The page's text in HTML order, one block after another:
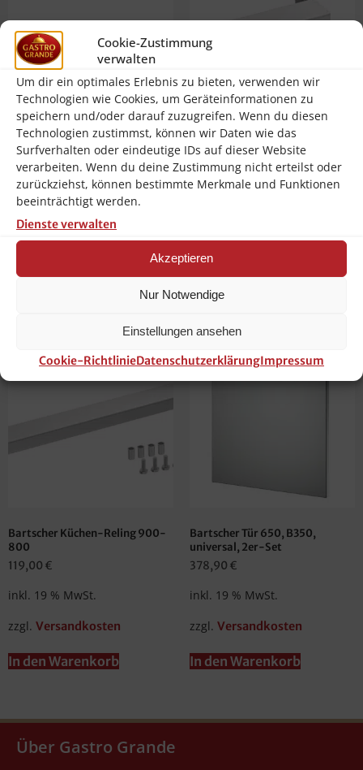
Cookie-Zustimmung
verwalten
Um dir ein optimales Erlebnis zu bieten, verwenden wir
Technologien wie Cookies, um Geräteinformationen zu
speichern und/oder darauf zuzugreifen. Wenn du diesen
Technologien zustimmst, können wir Daten wie das
Surfverhalten oder eindeutige IDs auf dieser Website
verarbeiten. Wenn du deine Zustimmung nicht erteilst oder
zurückziehst, können bestimmte Merkmale und Funktionen
beeinträchtigt werden.
Dienste verwalten
Akzeptieren
Nur Notwendige
Einstellungen ansehen
Cookie-RichtlinieDatenschutzerklärungImpressum
Bartscher Küchen-Reling 900-
1200
147,56€
inkl. 19 % MwSt.
zzgl.
Bartscher Küchen-Reling 900-
400
109,48€
Bartscher Küchen-Reling 900-
800
119,00 €
inkl. 19 % MwSt.
zzgl. Versandkosten
In den Warenkorb
Bartscher Tür 650, B350,
universal, 2er-Set
378,90 €
inkl. 19 % MwSt.
zzgl. Versandkosten
In den Warenkorb
Über Gastro Grande